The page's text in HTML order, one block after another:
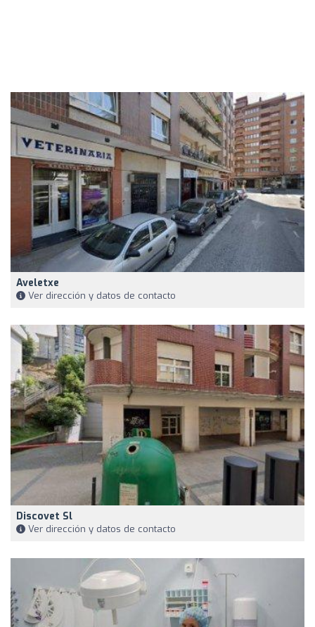
Aveletxe
Ver dirección y datos de contacto
Discovet Sl
Ver dirección y datos de contacto